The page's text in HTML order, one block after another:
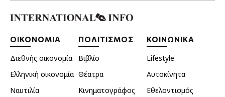
ΟΙΚΟΝΟΜΙΑ
Διεθνής οικονομία
Ελληνική οικονομία
Ναυτιλία
ΠΟΛΙΤΙΣΜΟΣ
Βιβλίο
Θέατρα
Κινηματογράφος
ΚΟΙΝΩΝΙΚΑ
Lifestyle
Αυτοκίνητα
Εθελοντισμός